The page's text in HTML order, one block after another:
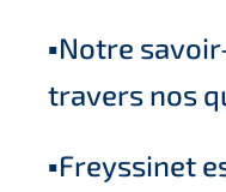
▪️Notre
travers nos
▪️Freyssinet